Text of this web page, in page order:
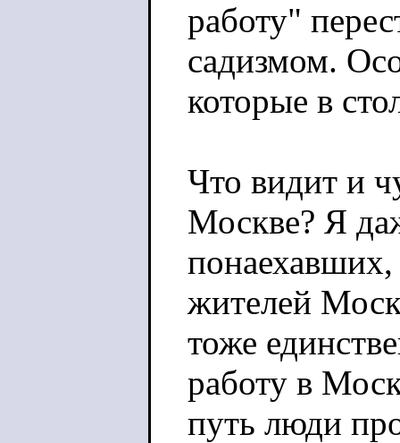
работу"
садизмом.
которые в
Что видит и
Москве? Я
жителей
тоже
работу в
путь люди